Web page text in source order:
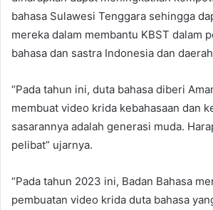
bahasa Sulawesi Tenggara sehingga
mereka dalam membantu KBST dalam
bahasa dan sastra Indonesia dan
“Pada tahun ini, duta bahasa diberi
membuat video krida kebahasaan dan
sasarannya adalah generasi muda.
pelibat” ujarnya.
“Pada tahun 2023 ini, Badan Bahasa
pembuatan video krida duta bahasa